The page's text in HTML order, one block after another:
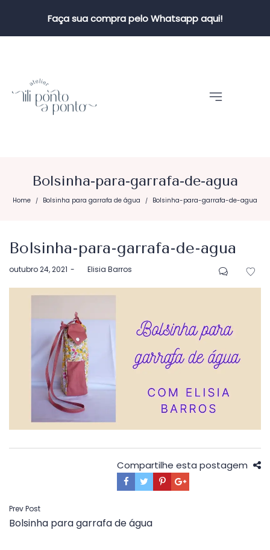
Faça sua compra pelo Whatsapp aqui!
Bolsinha-para-garrafa-de-agua
Home / Bolsinha para garrafa de água / Bolsinha-para-garrafa-de-agua
Bolsinha-para-garrafa-de-agua
Postado
outubro 24, 2021 byElisia Barros
Compartilhe esta postagem
Navegação
de
Prev Post
Bolsinha para garrafa de água